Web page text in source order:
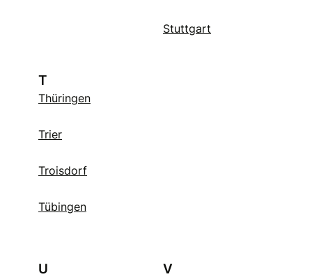
Stuttgart
T
Thüringen
Trier
Troisdorf
Tübingen
U V